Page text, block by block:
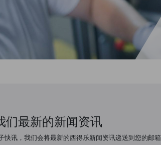
们最新的新闻资讯
快讯，我们会将最新的西得乐新闻资讯递送到您的邮箱